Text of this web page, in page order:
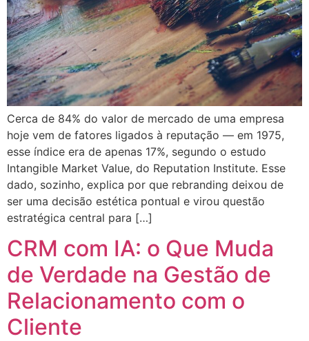
Cerca de 84% do valor de mercado de uma empresa
hoje vem de fatores ligados à reputação — em 1975,
esse índice era de apenas 17%, segundo o estudo
Intangible Market Value, do Reputation Institute. Esse
dado, sozinho, explica por que rebranding deixou de
ser uma decisão estética pontual e virou questão
estratégica central para […]
CRM com IA: o Que Muda
de Verdade na Gestão de
Relacionamento com o
Cliente